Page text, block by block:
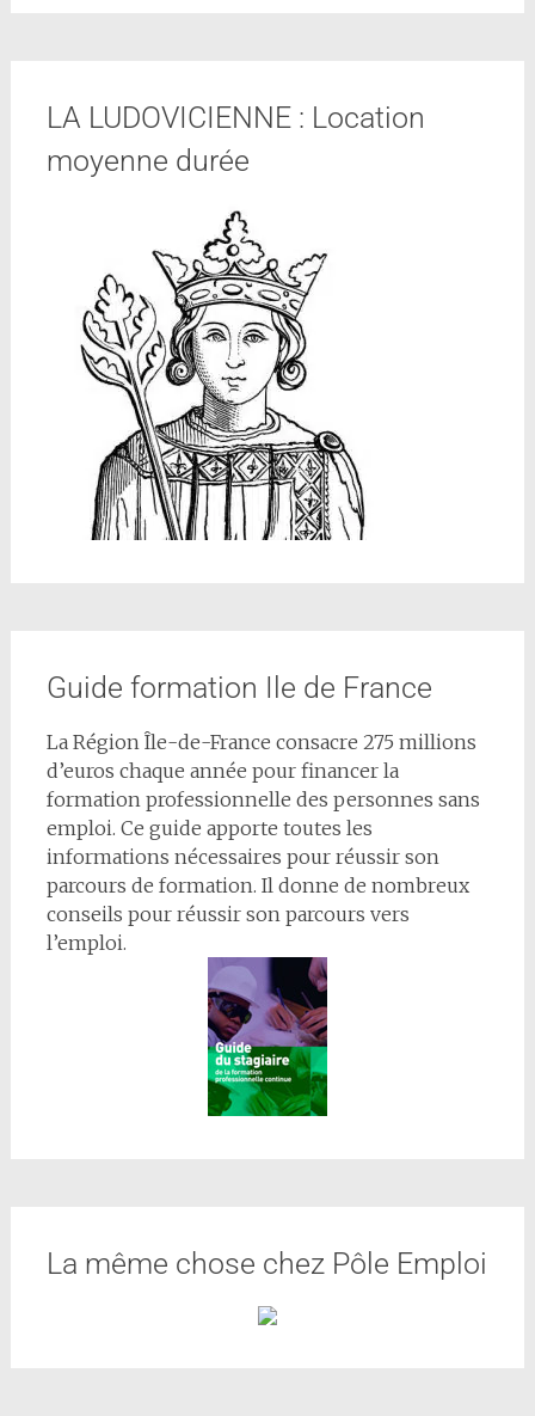
LA LUDOVICIENNE : Location
moyenne durée
Guide formation Ile de France
La Région Île-de-France consacre 275 millions
d’euros chaque année pour financer la
formation professionnelle des personnes sans
emploi. Ce guide apporte toutes les
informations nécessaires pour réussir son
parcours de formation. Il donne de nombreux
conseils pour réussir son parcours vers
l’emploi.
La même chose chez Pôle Emploi